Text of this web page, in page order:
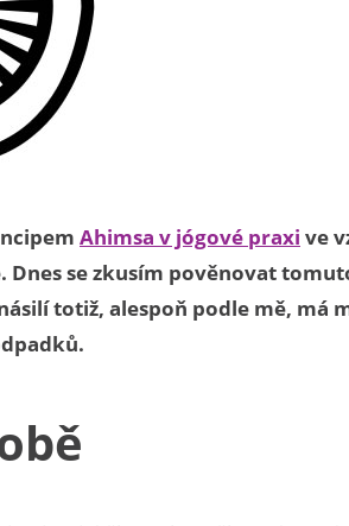
Ahimsa v jógové praxi ve
se zkusím pověnovat
totiž, alespoň podle mě, má